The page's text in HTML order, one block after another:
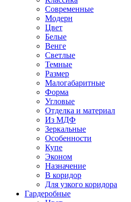
Современные
Модерн
Цвет
Белые
Венге
Светлые
Темные
Размер
Малогабаритные
Форма
Угловые
Отделка и материал
Из МДФ
Зеркальные
Особенности
Купе
Эконом
Назначение
В коридор
Для узкого коридора
Гардеробные